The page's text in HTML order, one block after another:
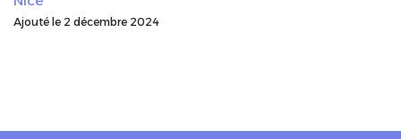
Ajouté le 2 décembre 2024